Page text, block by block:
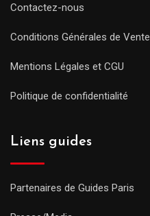
Contactez-nous
Conditions Générales de Vente
Mentions Légales et CGU
Politique de confidentialité
Liens guides
Partenaires de Guides Paris